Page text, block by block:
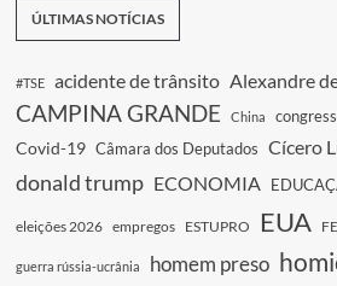
ÚLTIMAS NOTÍCIAS
#TSE acidente de trânsito Alexandre
CAMPINA GRANDE China
Covid-19 Câmara dos Deputados Cícero
donald trump ECONOMIA
eleições 2026 empregos ESTUPRO EUA
guerra rússia-ucrânia homem preso